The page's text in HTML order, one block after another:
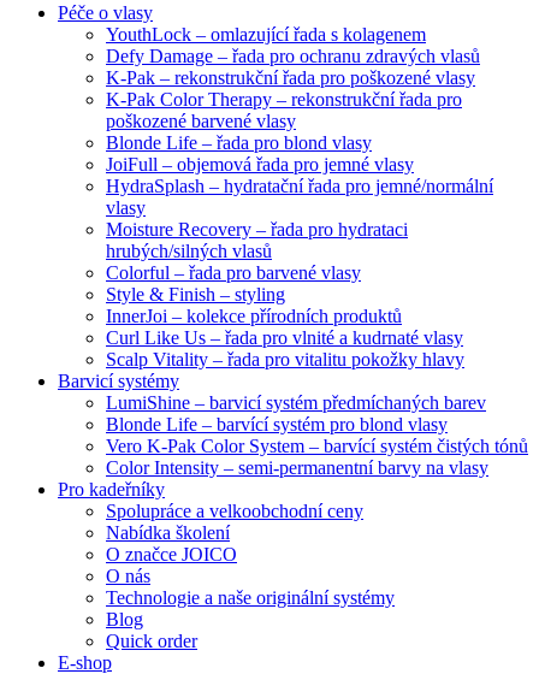
Péče o vlasy
YouthLock – omlazující řada s kolagenem
Defy Damage – řada pro ochranu zdravých vlasů
K-Pak – rekonstrukční řada pro poškozené vlasy
K-Pak Color Therapy – rekonstrukční řada pro
poškozené barvené vlasy
Blonde Life – řada pro blond vlasy
JoiFull – objemová řada pro jemné vlasy
HydraSplash – hydratační řada pro jemné/normální
vlasy
Moisture Recovery – řada pro hydrataci
hrubých/silných vlasů
Colorful – řada pro barvené vlasy
Style & Finish – styling
InnerJoi – kolekce přírodních produktů
Curl Like Us – řada pro vlnité a kudrnaté vlasy
Scalp Vitality – řada pro vitalitu pokožky hlavy
Barvicí systémy
LumiShine – barvicí systém předmíchaných barev
Blonde Life – barvící systém pro blond vlasy
Vero K-Pak Color System – barvící systém čistých tónů
Color Intensity – semi-permanentní barvy na vlasy
Pro kadeřníky
Spolupráce a velkoobchodní ceny
Nabídka školení
O značce JOICO
O nás
Technologie a naše originální systémy
Blog
Quick order
E-shop